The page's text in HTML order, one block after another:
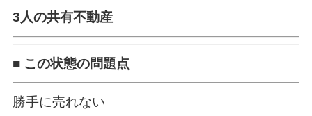
3人の共有不動産
■ この状態の問題点
勝手に売れない